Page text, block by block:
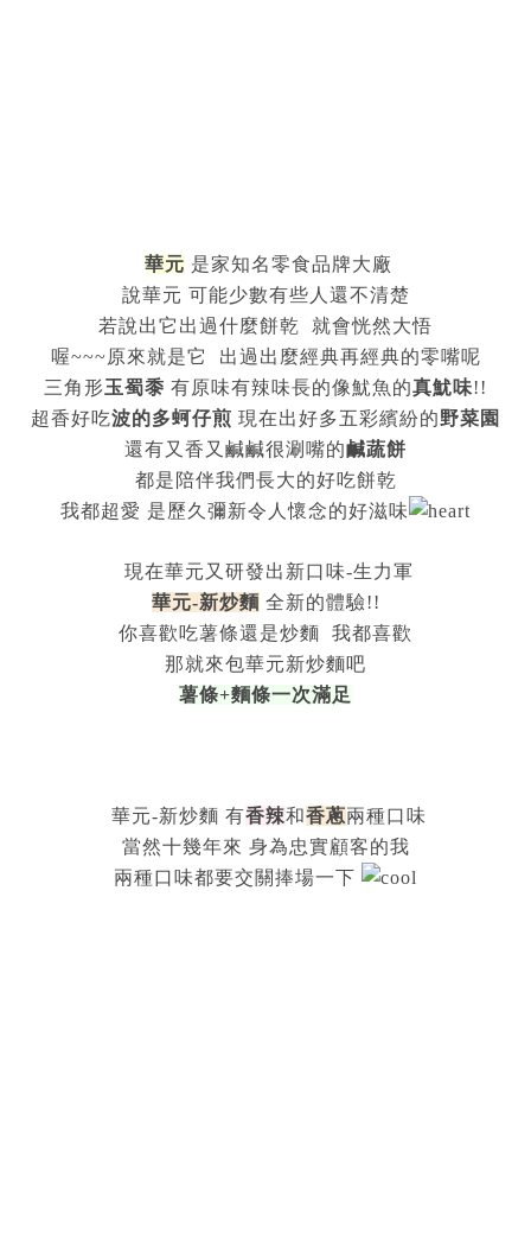
華元 是家知名零食品牌大廠
說華元 可能少數有些人還不清楚
若說出它出過什麼餅乾 就會恍然大悟
喔~~~原來就是它 出過出麼經典再經典的零嘴呢
三角形玉蜀黍 有原味有辣味長的像魷魚的真魷味!!
超香好吃波的多蚵仔煎 現在出好多五彩繽紛的野菜園
還有又香又鹹鹹很涮嘴的鹹蔬餅
都是陪伴我們長大的好吃餅乾
我都超愛 是歷久彌新令人懷念的好滋味
現在華元又研發出新口味-生力軍
華元-新炒麵 全新的體驗!!
你喜歡吃薯條還是炒麵 我都喜歡
那就來包華元新炒麵吧
薯條+麵條一次滿足
華元-新炒麵 有香辣和香蔥兩種口味
當然十幾年來 身為忠實顧客的我
兩種口味都要交關捧場一下